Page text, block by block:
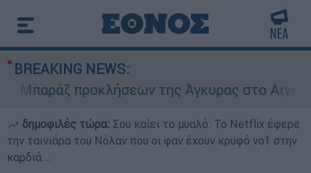
BREAKING NEWS:
προκλήσεων της Άγκυρας στο Αιγαίο:
δημοφιλές τώρα: Σου καίει το μυαλό: Το Netflix έφερε
την ταινιάρα του Νόλαν που οι φαν έχουν κρυφό νο1 στην
καρδιά...